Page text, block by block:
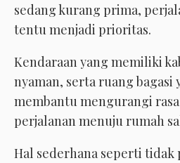
sedang kurang prima,
tentu menjadi prioritas.
Kendaraan yang memiliki
nyaman, serta ruang bagasi
membantu mengurangi
perjalanan menuju rumah
Hal sederhana seperti